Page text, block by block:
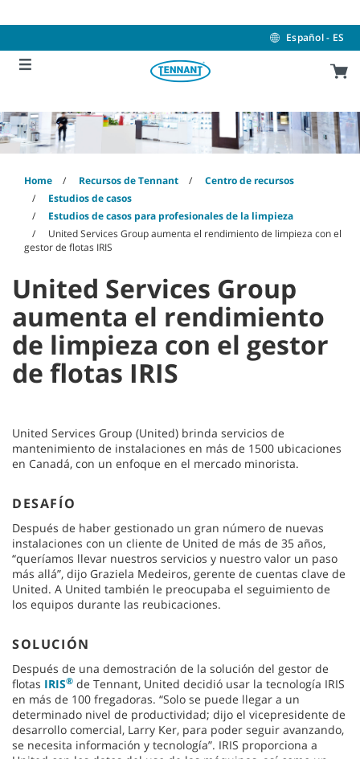
to
to
menu
Español - ES
Home Recursos de Tennant
Centro de recursos
Estudios de casos
Estudios de casos para profesionales de la limpieza
United Services Group aumenta el rendimiento de limpieza con el
gestor de flotas IRIS
United Services Group
aumenta el rendimiento
de limpieza con el gestor
de flotas IRIS
United Services Group (United) brinda servicios de
mantenimiento de instalaciones en más de 1500 ubicaciones
en Canadá, con un enfoque en el mercado minorista.
DESAFÍO
Después de haber gestionado un gran número de nuevas
instalaciones con un cliente de United de más de 35 años,
“queríamos llevar nuestros servicios y nuestro valor un paso
más allá”, dijo Graziela Medeiros, gerente de cuentas clave de
United. A United también le preocupaba el seguimiento de
los equipos durante las reubicaciones.
SOLUCIÓN
Después de una demostración de la solución del gestor de
flotas IRIS® de Tennant, United decidió usar la tecnología IRIS
en más de 100 fregadoras. “Solo se puede llegar a un
determinado nivel de productividad; dijo el vicepresidente de
desarrollo comercial, Larry Ker, para poder seguir avanzando,
se necesita información y tecnología”. IRIS proporciona a